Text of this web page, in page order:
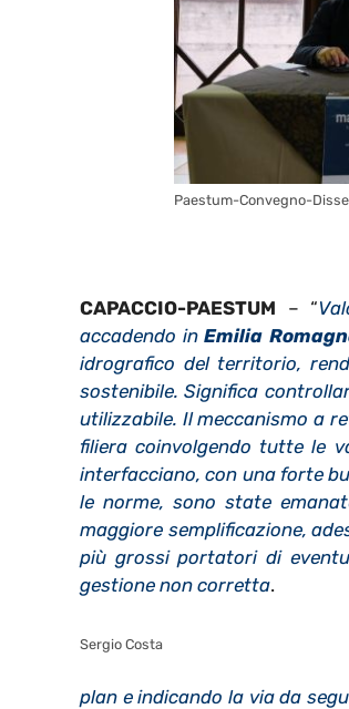
Paestum-Convegno-
CAPACCIO-PAESTUM – “
accadendo inEmilia
idrografico del territorio,
sostenibile. Significa
utilizzabile. Il meccanismo a
filiera coinvolgendo tutte le
interfacciano, con una forte
le norme, sono state
maggiore semplificazione,
più grossi portatori di
gestione non corretta.
Sergio Costa
plan e indicando la via da